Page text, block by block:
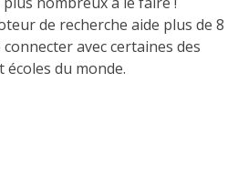
de recherche aide plus de 8
avec certaines des
du monde.